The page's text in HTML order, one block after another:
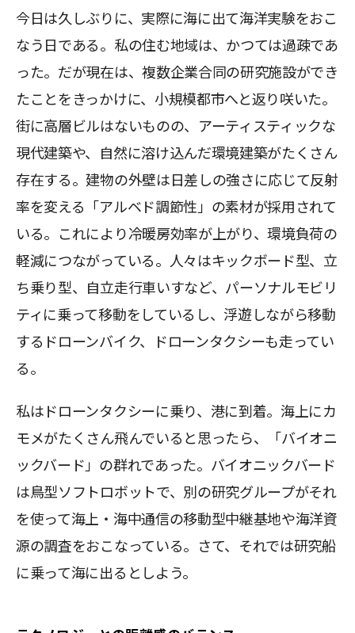
今日は久しぶりに、実際に海に出て海洋実験をおこ
なう日である。私の住む地域は、かつては過疎であ
った。だが現在は、複数企業合同の研究施設ができ
たことをきっかけに、小規模都市へと返り咲いた。
街に高層ビルはないものの、アーティスティックな
現代建築や、自然に溶け込んだ環境建築がたくさん
存在する。建物の外壁は日差しの強さに応じて反射
率を変える「アルベド調節性」の素材が採用されて
いる。これにより冷暖房効率が上がり、環境負荷の
軽減につながっている。人々はキックボード型、立
ち乗り型、自立走行車いすなど、パーソナルモビリ
ティに乗って移動をしているし、浮遊しながら移動
するドローンバイク、ドローンタクシーも走ってい
る。
私はドローンタクシーに乗り、港に到着。海上にカ
モメがたくさん飛んでいると思ったら、「バイオニ
ックバード」の群れであった。バイオニックバード
は鳥型ソフトロボットで、別の研究グループがそれ
を使って海上・海中通信の移動型中継基地や海洋資
源の調査をおこなっている。さて、それでは研究船
に乗って海に出るとしよう。